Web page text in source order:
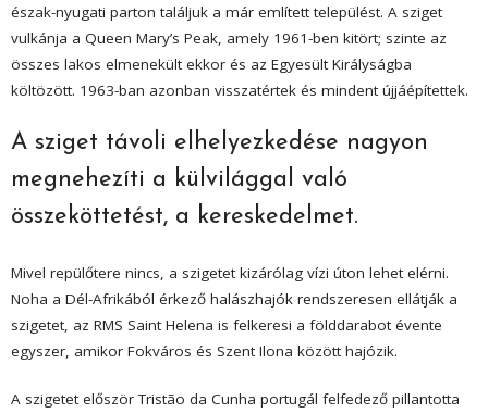
észak-nyugati parton találjuk a már említett települést. A sziget
vulkánja a Queen Mary’s Peak, amely 1961-ben kitört; szinte az
összes lakos elmenekült ekkor és az Egyesült Királyságba
költözött. 1963-ban azonban visszatértek és mindent újjáépítettek.
A sziget távoli elhelyezkedése nagyon
megnehezíti a külvilággal való
összeköttetést, a kereskedelmet.
Mivel repülőtere nincs, a szigetet kizárólag vízi úton lehet elérni.
Noha a Dél-Afrikából érkező halászhajók rendszeresen ellátják a
szigetet, az RMS Saint Helena is felkeresi a földdarabot évente
egyszer, amikor Fokváros és Szent Ilona között hajózik.
A szigetet először Tristão da Cunha portugál felfedező pillantotta